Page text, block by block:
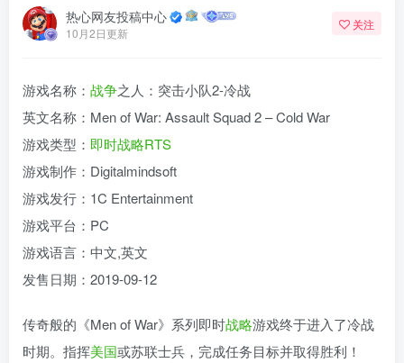
热心网友投稿中心
10月2日更新
关注
游戏名称： 战争之人：突击小队2-冷战
英文名称：Men of War: Assault Squad 2 – Cold War
游戏类型： 即时战略RTS
游戏制作：Digitalmindsoft
游戏发行：1C Entertainment
游戏平台：PC
游戏语言：中文,英文
发售日期：2019-09-12
传奇般的《Men of War》系列即时战略游戏终于进入了冷战
时期。指挥美国或苏联士兵，完成任务目标并取得胜利！